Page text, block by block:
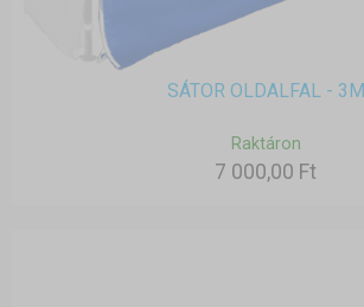
SÁTOR OLDALFAL - 3M
Raktáron
7 000,00 Ft